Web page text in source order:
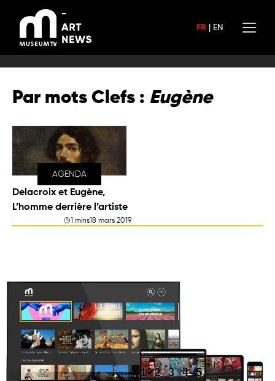
contenu
FR EN
Par mots Clefs : Eugène
AGENDA
Delacroix et Eugène,
L’homme derrière l’artiste
1 mins 18 mars 2019